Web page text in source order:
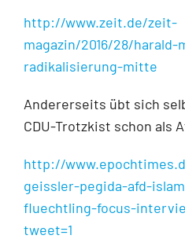
http://www.zeit.de/zeit-
magazin/2016/28/
radikalisierung-mitte
Andererseits übt sich
CDU-Trotzkist schon als
http://
geissler-pegida-afd-
fluechtling-focus-
tweet=1